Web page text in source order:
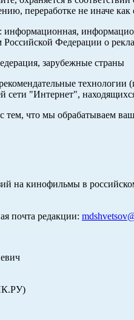
переработке не иначе
Российской Федерации о
зарубежные страны
технологии
сети "Интернет",
тем, что мы обрабатываем
на кинофильмы в
почта редакции: